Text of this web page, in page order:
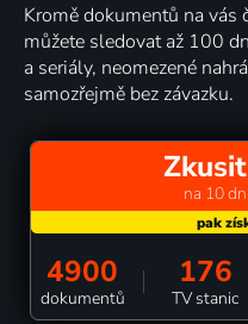
Kromě dokumentů na vás
můžete sledovat až 100
a seriály, neomezené
samozřejmě bez závazku.
na 10
4900
dokumentů
176
TV stanic